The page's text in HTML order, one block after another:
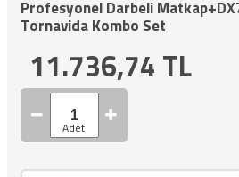
Profesyonel Darbeli
Tornavida Kombo Set
11.736,74 TL